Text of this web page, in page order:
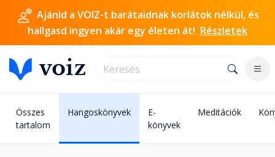
Ajánld a VOIZ-t barátaidnak korlátok nélkül, és
hallgasd ingyen akár egy életen át! Részletek
Összes
tartalom
Hangoskönyvek
E-
könyvek
Meditációk